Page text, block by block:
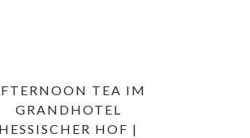
TEA IM
GRANDHOTEL
HESSISCHER HOF |